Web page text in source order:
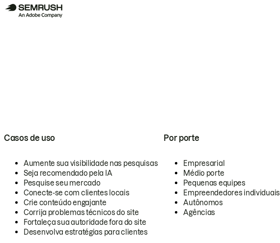
Casos de uso
Aumente sua visibilidade nas pesquisas
Seja recomendado pela IA
Pesquise seu mercado
Conecte-se com clientes locais
Crie conteúdo engajante
Corrija problemas técnicos do site
Fortaleça sua autoridade fora do site
Desenvolva estratégias para clientes
Por porte
Empresarial
Médio porte
Pequenas equipes
Empreendedores individuais
Autônomos
Agências